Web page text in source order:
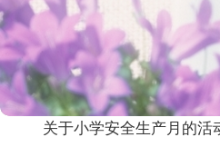
关于小学安全生产月的活